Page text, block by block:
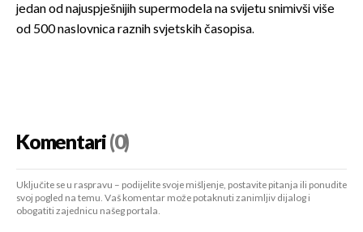
jedan od najuspješnijih supermodela na svijetu snimivši više
od 500 naslovnica raznih svjetskih časopisa.
Komentari(0)
Uključite se u raspravu – podijelite svoje mišljenje, postavite pitanja ili ponudite
svoj pogled na temu. Vaš komentar može potaknuti zanimljiv dijalog i
obogatiti zajednicu našeg portala.